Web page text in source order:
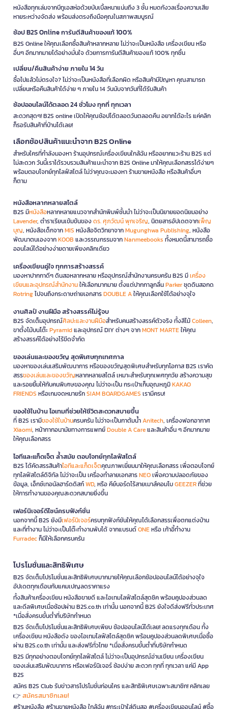
หนังสือทุกเล่มจากบีทูเอสห่อด้วยบับเบิ้ลหนาแน่นถึง 3 ชั้น หมดกังวลเรื่องความเสีย
หายระหว่างจัดส่ง พร้อมส่งตรงถึงมือคุณในสภาพสมบูรณ์
ช้อป B2S Online การันตีสินค้าของแท้ 100%
B2S Online ให้คุณเลือกซื้อสินค้าหลากหลาย ไม่ว่าจะเป็นหนังสือ เครื่องเขียน หรือ
อื่นๆ อีกมากมายได้อย่างมั่นใจ ด้วยการการันตีสินค้าของแท้ 100% ทุกชิ้น
เปลี่ยน/คืนสินค้าง่าย ภายใน 14 วัน
ซื้อไปแล้วไม่ตรงใจ? ไม่ว่าจะเป็นหนังสือที่เลือกผิด หรือสินค้ามีปัญหา คุณสามารถ
เปลี่ยนหรือคืนสินค้าได้ง่าย ๆ ภายใน 14 วันนับจากวันที่ได้รับสินค้า
ช้อปออนไลน์ได้ตลอด 24 ชั่วโมง ทุกที่ ทุกเวลา
สะดวกสุดๆ! B2S online เปิดให้คุณช้อปได้ตลอดวันตลอดคืน อยากได้อะไร แค่คลิก
ก็รอรับสินค้าที่บ้านได้เลย!
เลือกช้อปสินค้าแนะนำจาก B2S Online
สำหรับใครที่กำลังมองหา ร้านอุปกรณ์เครื่องเขียนใกล้ฉัน หรืออยากแวะร้าน B2S แต่
ไม่สะดวก วันนี้เราได้รวบรวมสินค้าแนะนำจาก B2S Online มาให้คุณเลือกสรรได้ง่ายๆ
พร้อมตอบโจทย์ทุกไลฟ์สไตล์ ไม่ว่าคุณจะมองหา ร้านขายหนังสือ หรือสินค้าอื่นๆ
ก็ตาม
หนังสือหลากหลายสไตล์
B2S มีหนังสือหลากหลายแนวจากสำนักพิมพ์ชั้นนำ ไม่ว่าจะเป็นนิยายยอดนิยมอย่าง
Lavender, ตำราเรียนเข้มข้นของดร. ศุภวัฒน์ พุกเจริญ, นิตยสารอัปเดตจากเพ็ญ
บุญ, หนังสือเด็กจากMIS หนังสือจิตวิทยาจากMugunghwa Publishing, หนังสือ
พัฒนาตนเองจากKOOB และวรรณกรรมจากNanmeebooks ทั้งหมดนี้สามารถซื้อ
ออนไลน์ได้อย่างง่ายดายเพียงคลิกเดียว
เครื่องเขียนคู่ใจ ทุกการสร้างสรรค์
มองหาปากกาดีๆ ดินสอหลากหลาย หรืออุปกรณ์สำนักงานครบครัน B2S มีเครื่อง
เขียนและอุปกรณ์สำนักงานให้เลือกมากมาย ตั้งแต่ปากกาลูกลื่นParkerชุดดินสอกด
Rotringไปจนถึงกระดาษถ่ายเอกสารDOUBLE Aให้คุณเลือกใช้ได้อย่างจุใจ
งานศิลป์ งานฝีมือ สร้างสรรค์ไม่รู้จบ
B2S จัดเต็มอุปกรณ์ศิลปะและงานฝีมือสำหรับคนสร้างสรรค์ตัวจริง ทั้งสีไม้Colleen,
ขาตั้งไม้บนโต๊ะPyramidและอุปกรณ์ DIY ต่างๆ จากMONT MARTEให้คุณ
สร้างสรรค์ได้อย่างไร้ขีดจำกัด
ของเล่นและของขวัญ สุดพิเศษทุกเทศกาล
มองหาของเล่นเสริมพัฒนาการ หรือของขวัญสุดพิเศษสำหรับทุกโอกาส B2S เราคัด
สรรของเล่นและของขวัญหลากหลายสไตล์ เหมาะสำหรับทุกเพศทุกวัย สร้างความสุข
และรอยยิ้มให้กับคนพิเศษของคุณ ไม่ว่าจะเป็น กระเป๋าเก็บอุณหภูมิKAKAO
FRIENDS หรือเกมจดหมายรักSIAM BOARDGAMES เรามีครบ!
ของใช้ในบ้าน ไอเทมที่ช่วยให้ชีวิตสะดวกสบายขึ้น
ที่ B2S เรามีของใช้ในบ้านครบครัน ไม่ว่าจะเป็นกาต้มน้ำAnitech, เครื่องฟอกอากาศ
Xiaomi, หน้ากากอนามัยทางการแพทย์Double A Careและสินค้าอื่น ๆ อีกมากมาย
ให้คุณเลือกสรร
ไอทีและแก็ดเจ็ต ล้ำสมัย ตอบโจทย์ทุกไลฟ์สไตล์
B2S ได้คัดสรรสินค้าไอทีและแก็ดเจ็ตคุณภาพเยี่ยมมาให้คุณเลือกสรร เพื่อตอบโจทย์
ทุกไลฟ์สไตล์ดิจิทัล ไม่ว่าจะเป็น เครื่องทำลายเอกสารNEOเพื่อความปลอดภัยของ
ข้อมูล, เอ็กซ์เทอนัลฮาร์ดดิสก์WD, หรือ คีย์บอร์ดไร้สายเมาส์คอมโบGEEZERที่ช่วย
ให้การทำงานของคุณสะดวกสบายยิ่งขึ้น
เฟอร์นิเจอร์ดีไซน์ครบฟังก์ชั่น
นอกจากนี้ B2S ยังมีเฟอร์นิเจอร์ครบทุกฟังก์ชันให้คุณได้เลือกสรรเพื่อตกแต่งบ้าน
และที่ทำงาน ไม่ว่าจะเป็นโต๊ะทำงานพับได้ จากแบรนด์ONEหรือ เก้าอี้ทำงาน
Furradecก็มีให้เลือกครบครัน
โปรโมชั่นและสิทธิพิเศษ
B2S จัดเต็มโปรโมชั่นและสิทธิพิเศษมากมายให้คุณเลือกช้อปออนไลน์ได้อย่างจุใจ
อัปเดตทุกเดือนกับแคมเปญลดราคาแรง
ทั้งสินค้าเครื่องเขียน หนังสือขายดี และไอเทมไลฟ์สไตล์สุดชิค พร้อมคูปองส่วนลด
และดีลพิเศษเมื่อช้อปผ่าน B2S.co.th เท่านั้น นอกจากนี้ B2S ยังใจดีส่งฟรีทั่วประเทศ
*เมื่อสั่งครบขั้นต่ำที่บริษัทกำหนด
B2S จัดเต็มโปรโมชั่นและสิทธิพิเศษเพียบ ช้อปออนไลน์ได้เลย! ลดแรงทุกเดือน ทั้ง
เครื่องเขียน หนังสือดัง ของไอเทมไลฟ์สไตล์สุดชิค พร้อมคูปองส่วนลดพิเศษเมื่อซื้อ
ผ่าน B2S.co.th เท่านั้น และส่งฟรีทั่วไทย *เมื่อสั่งครบขั้นต่ำที่บริษัทกำหนด
B2S มีทุกอย่างตอบโจทย์ทุกไลฟ์สไตล์ ไม่ว่าจะเป็นอุปกรณ์อ่านเขียน เครื่องเขียน
ของเล่นเสริมพัฒนาการ หรือเฟอร์นิเจอร์ ช้อปง่าย สะดวก ทุกที่ ทุกเวลา แค่มี App
B2S
สมัคร B2S Club รับข่าวสารโปรโมชั่นก่อนใคร และสิทธิพิเศษเฉพาะสมาชิก! คลิกเลย
👉 สมัครสมาชิกเลย!
#ร้านหนังสือ #ร้านขายหนังสือ ใกล้ฉัน #กระเป๋าใส่ดินสอ #เครื่องเขียนออนไลน์ #ซื้อ